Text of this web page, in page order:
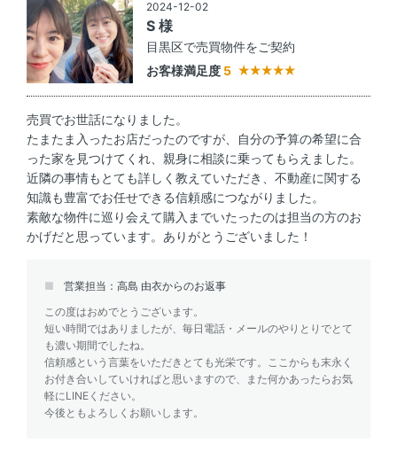
2024-12-02
S 様
目黒区で売買物件をご契約
お客様満足度 5
売買でお世話になりました。
たまたま入ったお店だったのですが、自分の予算の希望に合
った家を見つけてくれ、親身に相談に乗ってもらえました。
近隣の事情もとても詳しく教えていただき、不動産に関する
知識も豊富でお任せできる信頼感につながりました。
素敵な物件に巡り会えて購入までいたったのは担当の方のお
かげだと思っています。ありがとうございました！
営業担当：高島 由衣からのお返事
この度はおめでとうございます。
短い時間ではありましたが、毎日電話・メールのやりとりでとて
も濃い期間でしたね。
信頼感という言葉をいただきとても光栄です。ここからも末永く
お付き合いしていければと思いますので、また何かあったらお気
軽にLINEください。
今後ともよろしくお願いします。